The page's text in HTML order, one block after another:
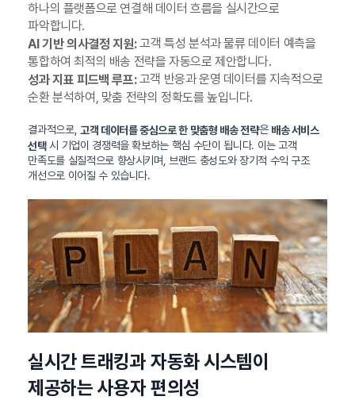
하나의 플랫폼으로 연결해 데이터 흐름을 실시간으로
파악합니다.
AI 기반 의사결정 지원:고객 특성 분석과 물류 데이터 예측을
통합하여 최적의 배송 전략을 자동으로 제안합니다.
성과 지표 피드백 루프:고객 반응과 운영 데이터를 지속적으로
순환 분석하여, 맞춤 전략의 정확도를 높입니다.
결과적으로, 고객 데이터를 중심으로 한 맞춤형 배송 전략은 배송 서비스
선택시 기업이 경쟁력을 확보하는 핵심 수단이 됩니다. 이는 고객
만족도를 실질적으로 향상시키며, 브랜드 충성도와 장기적 수익 구조
개선으로 이어질 수 있습니다.
실시간 트래킹과 자동화 시스템이
제공하는 사용자 편의성